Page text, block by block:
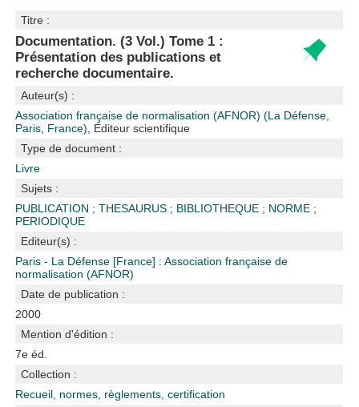
Titre :
Documentation. (3 Vol.) Tome 1 :
Présentation des publications et
recherche documentaire.
Auteur(s) :
Association française de normalisation (AFNOR) (La Défense,
Paris, France) , Éditeur scientifique
Type de document :
Livre
Sujets :
PUBLICATION ;THESAURUS ; BIBLIOTHEQUE ; NORME ;
PERIODIQUE
Editeur(s) :
Paris - La Défense [France] : Association française de
normalisation (AFNOR)
Date de publication :
2000
Mention d'édition :
7e éd.
Collection :
Recueil, normes, règlements, certification